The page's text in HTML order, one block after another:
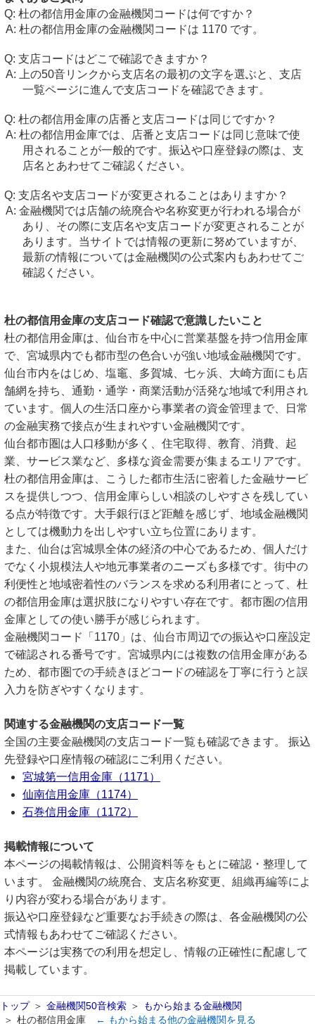
杜の都信用金庫の金融機関コードは何ですか？
杜の都信用金庫の金融機関コードは 1170 です。
支店コードはどこで確認できますか？
上の50音リンクから支店名の最初の文字を選ぶと、支店
一覧ページに進んで支店コードを確認できます。
杜の都信用金庫の店番と支店コードは同じですか？
杜の都信用金庫では、店番と支店コードは同じ意味で使
用されることが一般的です。振込や口座登録の際は、支
店名とあわせてご確認ください。
支店名や支店コードが変更されることはありますか？
金融機関では店舗の統廃合や名称変更が行われる場合が
あり、その際に支店名や支店コードが変更されることが
あります。当サイトでは情報の更新に努めていますが、
最新の情報については金融機関の公式案内もあわせてご
確認ください。
杜の都信用金庫の支店コード確認で意識したいこと
杜の都信用金庫は、仙台市を中心に営業基盤を持つ信用金庫
で、宮城県内でも都市型の色合いが強い地域金融機関です。
仙台市内をはじめ、塩竈、多賀城、七ヶ浜、大崎方面にも店
舗網を持ち、通勤・通学・商業活動が活発な地域で利用され
ています。個人の生活口座から事業者の資金管理まで、日常
の金融実務で接点が生まれやすい金融機関です。
仙台都市圏は人口移動が多く、住宅取得、教育、消費、起
業、サービス業など、多様な資金需要が集まるエリアです。
杜の都信用金庫は、こうした都市生活に密着した金融サービ
スを提供しつつ、信用金庫らしい相談のしやすさを残してい
る点が特徴です。大手銀行ほど距離を感じず、地域金融機関
としては機動力を出しやすい立ち位置にあります。
また、仙台は宮城県全体の経済の中心であるため、個人だけ
でなく小規模法人や地元事業者のニーズも多様です。街中の
利便性と地域密着性のバランスを求める利用者にとって、杜
の都信用金庫は選択肢になりやすい存在です。都市圏の信用
金庫としての使い勝手が感じられます。
金融機関コード「1170」は、仙台市周辺での振込や口座設定
で確認される番号です。宮城県内には複数の信用金庫がある
ため、都市圏での手続きほどコードの確認を丁寧に行うと誤
入力を防ぎやすくなります。
関連する金融機関の支店コード一覧
全国の主要金融機関の支店コード一覧も確認できます。 振込
先登録や口座情報の確認にご利用ください。
宮城第一信用金庫（1171）
仙南信用金庫（1174）
石巻信用金庫（1172）
掲載情報について
本ページの掲載情報は、公開資料等をもとに確認・整理して
います。 金融機関の統廃合、支店名称変更、組織再編等によ
り内容が変わる場合があります。
振込や口座登録など重要なお手続きの際は、各金融機関の公
式情報もあわせてご確認ください。
本ページは実務での利用を想定し、情報の正確性に配慮して
掲載しています。
トップ 金融機関50音検索
もから始まる金融機関
杜の都信用金庫
← もから始まる他の金融機関を見る